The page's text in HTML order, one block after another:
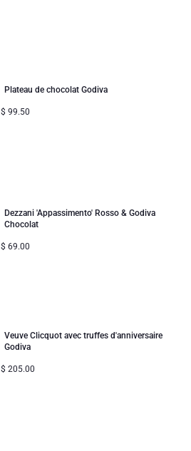
Plateau de chocolat Godiva
$ 99.50
Dezzani 'Appassimento' Rosso & Godiva
Chocolat
$ 69.00
Veuve Clicquot avec truffes d'anniversaire
Godiva
$ 205.00